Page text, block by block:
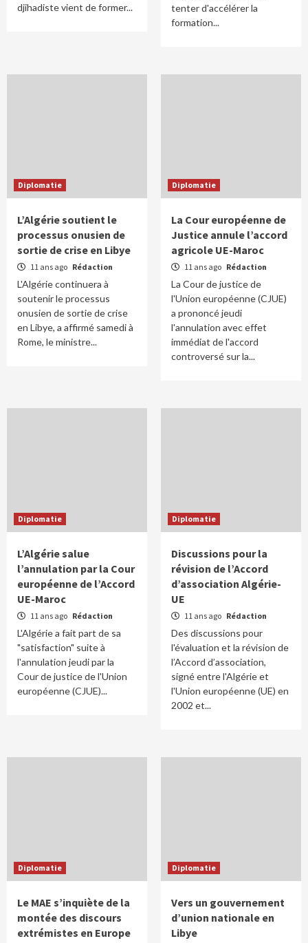
djihadiste vient de former...
tenter d'accélérer la
formation...
Diplomatie
L’Algérie soutient le
processus onusien de
sortie de crise en Libye
11 ans ago Rédaction
L'Algérie continuera à
soutenir le processus
onusien de sortie de crise
en Libye, a affirmé samedi à
Rome, le ministre...
Diplomatie
La Cour européenne de
Justice annule l’accord
agricole UE-Maroc
11 ans ago Rédaction
La Cour de justice de
l'Union européenne (CJUE)
a prononcé jeudi
l'annulation avec effet
immédiat de l'accord
controversé sur la...
Diplomatie
L’Algérie salue
l’annulation par la Cour
européenne de l’Accord
UE-Maroc
11 ans ago Rédaction
L'Algérie a fait part de sa
"satisfaction" suite à
l'annulation jeudi par la
Cour de justice de l'Union
européenne (CJUE)...
Diplomatie
Discussions pour la
révision de l’Accord
d’association Algérie-
UE
11 ans ago Rédaction
Des discussions pour
l'évaluation et la révision de
l’Accord d’association,
signé entre l'Algérie et
l'Union européenne (UE) en
2002 et...
Diplomatie
Le MAE s’inquiète de la
montée des discours
extrémistes en Europe
Diplomatie
Vers un gouvernement
d’union nationale en
Libye